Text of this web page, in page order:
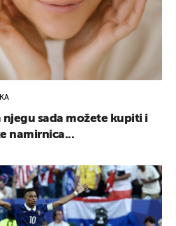
sada možete kupiti i
namirnica...